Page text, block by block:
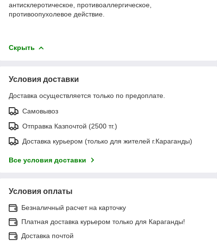
антисклеротическое, противоаллергическое,
противоопухолевое действие.
Скрыть
Условия доставки
Доставка осуществляется только по предоплате.
Самовывоз
Отправка Казпочтой (2500 тг.)
Доставка курьером (только для жителей г.Караганды)
Все условия доставки
Условия оплаты
Безналичный расчет на карточку
Платная доставка курьером только для Караганды!
Доставка почтой